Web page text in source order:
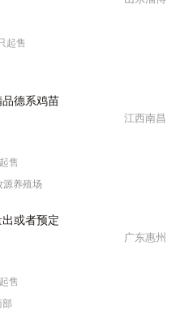
起售
德系鸡苗
江西南昌
售
源养殖场
或者预定
广东惠州
售
部